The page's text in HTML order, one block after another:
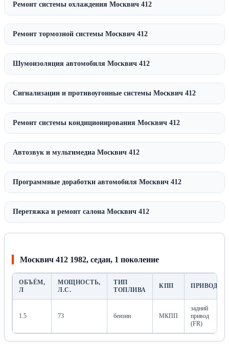
Ремонт системы охлаждения Москвич 412
Ремонт тормозной системы Москвич 412
Шумоизоляция автомобиля Москвич 412
Сигнализации и противоугонные системы Москвич 412
Ремонт системы кондиционирования Москвич 412
Автозвук и мультимедиа Москвич 412
Программные доработки автомобиля Москвич 412
Перетяжка и ремонт салона Москвич 412
Москвич 412 1982, седан, 1 поколение
ОБЪЁМ,
Л
МОЩНОСТЬ,
Л.С.
ТИП
ТОПЛИВА
КПП ПРИВОД
1.5 73 бензин МКПП
задний
привод
(FR)